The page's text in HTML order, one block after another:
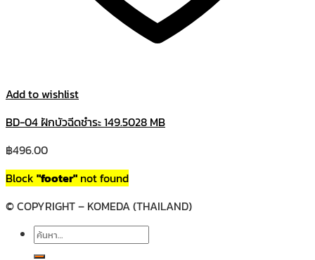
Add to wishlist
BD-04 ฝักบัวฉีดชำระ 149.5028 MB
฿496.00
Block "footer" not found
© COPYRIGHT – KOMEDA (THAILAND)
ค้นหา: